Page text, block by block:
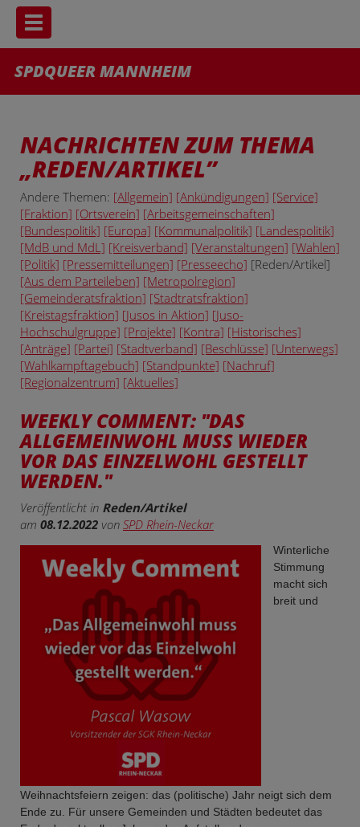
Toggle navigation
SPDQUEER MANNHEIM
NACHRICHTEN ZUM THEMA
REDEN/ARTIKEL
Andere Themen: [Allgemein] [Ankündigungen] [Service]
[Fraktion] [Ortsverein] [Arbeitsgemeinschaften]
[Bundespolitik] [Europa] [Kommunalpolitik] [Landespolitik]
[MdB und MdL] [Kreisverband] [Veranstaltungen] [Wahlen]
[Politik] [Pressemitteilungen] [Presseecho] [Reden/Artikel]
[Aus dem Parteileben] [Metropolregion]
[Gemeinderatsfraktion] [Stadtratsfraktion]
[Kreistagsfraktion] [Jusos in Aktion] [Juso-
Hochschulgruppe] [Projekte] [Kontra] [Historisches]
[Anträge] [Partei] [Stadtverband] [Beschlüsse] [Unterwegs]
[Wahlkampftagebuch] [Standpunkte] [Nachruf]
[Regionalzentrum] [Aktuelles]
WEEKLY COMMENT: "DAS
ALLGEMEINWOHL MUSS WIEDER
VOR DAS EINZELWOHL GESTELLT
WERDEN."
Veröffentlicht in Reden/Artikel
am 08.12.2022 von SPD Rhein-Neckar
Winterliche
Stimmung
macht sich
breit und
Weihnachtsfeiern zeigen: das (politische) Jahr neigt sich dem
Ende zu. Für unsere Gemeinden und Städten bedeutet das